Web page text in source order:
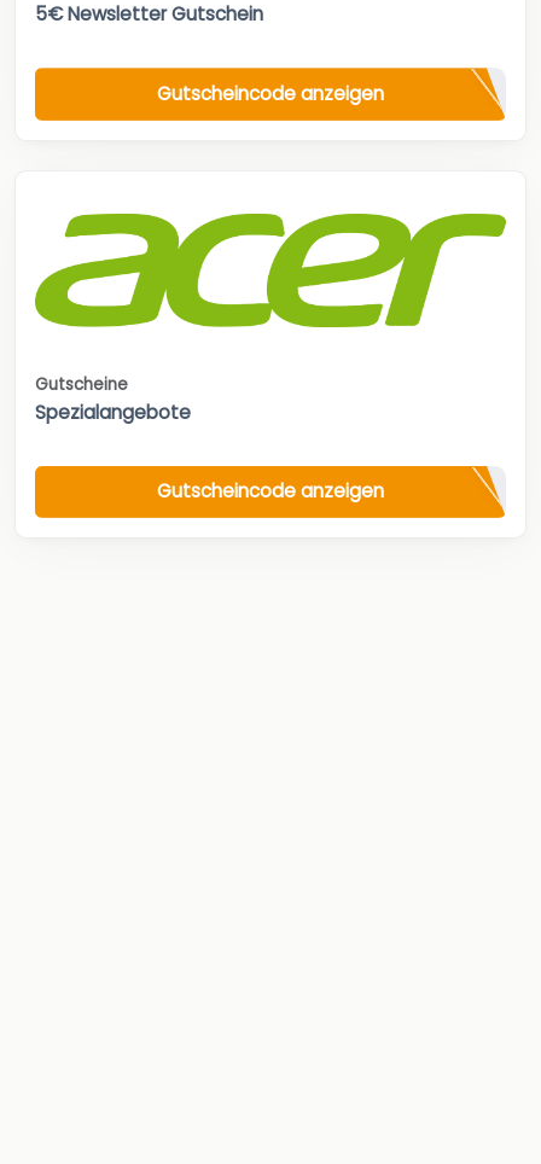
5€ Newsletter Gutschein
Gutscheincode anzeigen
Gutscheine
Spezialangebote
Gutscheincode anzeigen